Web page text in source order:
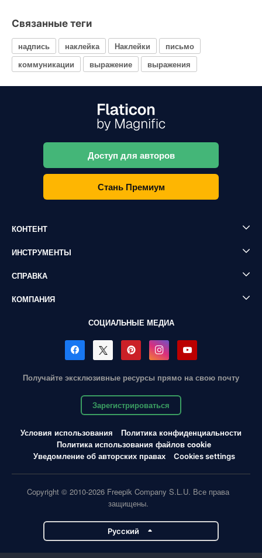
Связанные теги
надпись наклейка Наклейки
письмо
коммуникации
выражение выражения
Доступ для авторов
Стань Премиум
КОНТЕНТ
ИНСТРУМЕНТЫ
СПРАВКА
КОМПАНИЯ
СОЦИАЛЬНЫЕ МЕДИА
Получайте эксклюзивные ресурсы прямо на свою почту
Зарегистрироваться
Условия использования
Политика конфиденциальности
Политика использования файлов cookie
Уведомление об авторских правах
Cookies settings
Copyright © 2010-2026 Freepik Company S.L.U. Все права
защищены.
Pусский